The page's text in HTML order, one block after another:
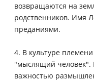
возвращаются на
родственников. Имя
преданиями.
4. В культуре
"мыслящий человек".
важностью